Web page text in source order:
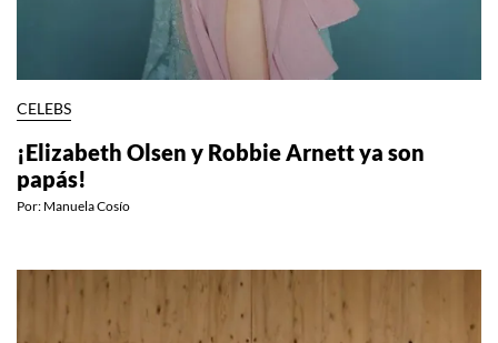
CELEBS
¡Elizabeth Olsen y Robbie Arnett ya son
papás!
Por: Manuela Cosío